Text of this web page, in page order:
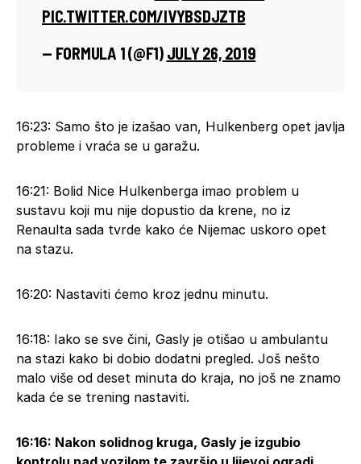
PIC.TWITTER.COM/IVYBSDJZTB
— FORMULA 1 (@F1) JULY 26, 2019
16:23: Samo što je izašao van, Hulkenberg opet javlja
probleme i vraća se u garažu.
16:21: Bolid Nice Hulkenberga imao problem u
sustavu koji mu nije dopustio da krene, no iz
Renaulta sada tvrde kako će Nijemac uskoro opet
na stazu.
16:20: Nastaviti ćemo kroz jednu minutu.
16:18: Iako se sve čini, Gasly je otišao u ambulantu
na stazi kako bi dobio dodatni pregled. Još nešto
malo više od deset minuta do kraja, no još ne znamo
kada će se trening nastaviti.
16:16: Nakon solidnog kruga, Gasly je izgubio